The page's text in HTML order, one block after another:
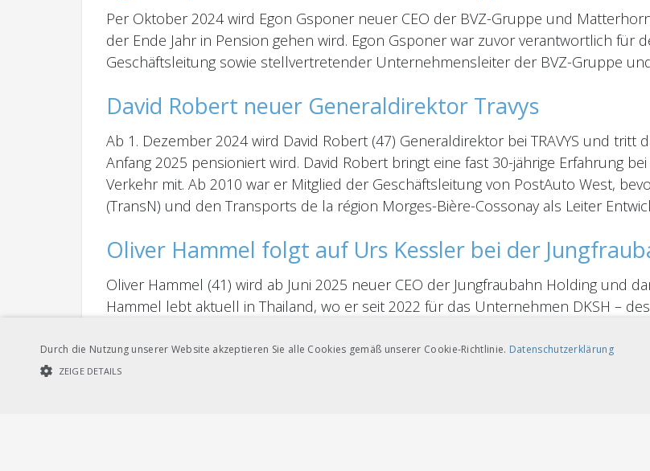
Per Oktober 2024 wird Egon Gsponer neuer CEO der BVZ-Gruppe und
der Ende Jahr in Pension gehen wird. Egon Gsponer war zuvor verantwortlich
Geschäftsleitung sowie stellvertretender Unternehmensleiter der BVZ-Gruppe
David Robert neuer Generaldirektor Travys
Ab 1. Dezember 2024 wird David Robert (47) Generaldirektor bei TRAVYS und
Anfang 2025 pensioniert wird. David Robert bringt eine fast 30-jährige Erfahrung
Verkehr mit. Ab 2010 war er Mitglied der Geschäftsleitung von PostAuto West,
(TransN) und den Transports de la région Morges-Bière-Cossonay als Leiter
Oliver Hammel folgt auf Urs Kessler bei der
Oliver Hammel (41) wird ab Juni 2025 neuer CEO der Jungfraubahn Holding und
Hammel lebt aktuell in Thailand, wo er seit 2022 für das Unternehmen DKSH –
Durch die Nutzung unserer Website akzeptieren Sie alle Cookies gemäß unserer Cookie-Richtlinie. Datenschutzerklärung
ZEIGE DETAILS